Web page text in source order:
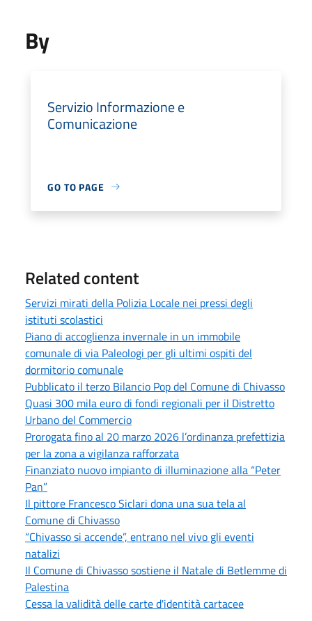
By
Servizio Informazione e
Comunicazione
GO TO PAGE
Related content
Servizi mirati della Polizia Locale nei pressi degli
istituti scolastici
Piano di accoglienza invernale in un immobile
comunale di via Paleologi per gli ultimi ospiti del
dormitorio comunale
Pubblicato il terzo Bilancio Pop del Comune di Chivasso
Quasi 300 mila euro di fondi regionali per il Distretto
Urbano del Commercio
Prorogata fino al 20 marzo 2026 l’ordinanza prefettizia
per la zona a vigilanza rafforzata
Finanziato nuovo impianto di illuminazione alla “Peter
Pan”
Il pittore Francesco Siclari dona una sua tela al
Comune di Chivasso
“Chivasso si accende”, entrano nel vivo gli eventi
natalizi
Il Comune di Chivasso sostiene il Natale di Betlemme di
Palestina
Cessa la validità delle carte d'identità cartacee